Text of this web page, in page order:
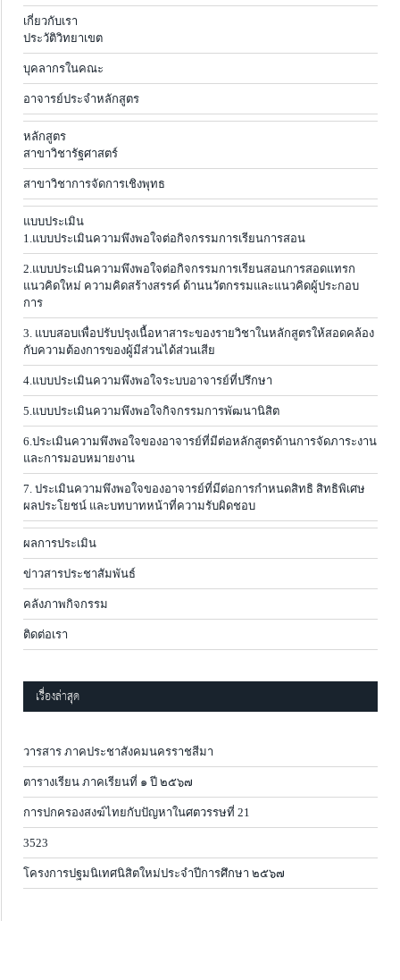
เกี่ยวกับเรา
ประวัติวิทยาเขต
บุคลากรในคณะ
อาจารย์ประจำหลักสูตร
หลักสูตร
สาขาวิชารัฐศาสตร์
สาขาวิชาการจัดการเชิงพุทธ
แบบประเมิน
1.แบบประเมินความพึงพอใจต่อกิจกรรมการเรียนการสอน
2.แบบประเมินความพึงพอใจต่อกิจกรรมการเรียนสอนการสอดแทรก
แนวคิดใหม่ ความคิดสร้างสรรค์ ด้านนวัตกรรมและแนวคิดผู้ประกอบ
การ
3. แบบสอบเพื่อปรับปรุงเนื้อหาสาระของรายวิชาในหลักสูตรให้สอดคล้อง
กับความต้องการของผู้มีส่วนได้ส่วนเสีย
4.แบบประเมินความพึงพอใจระบบอาจารย์ที่ปรึกษา
5.แบบประเมินความพึงพอใจกิจกรรมการพัฒนานิสิต
6.ประเมินความพึงพอใจของอาจารย์ที่มีต่อหลักสูตรด้านการจัดภาระงาน
และการมอบหมายงาน
7. ประเมินความพึงพอใจของอาจารย์ที่มีต่อการกำหนดสิทธิ สิทธิพิเศษ
ผลประโยชน์ และบทบาทหน้าที่ความรับผิดชอบ
ผลการประเมิน
ข่าวสารประชาสัมพันธ์
คลังภาพกิจกรรม
ติดต่อเรา
เรื่องล่าสุด
วารสาร ภาคประชาสังคมนครราชสีมา
ตารางเรียน ภาคเรียนที่ ๑ ปี ๒๕๖๗
การปกครองสงฆ์ไทยกับปัญหาในศตวรรษที่ 21
3523
โครงการปฐมนิเทศนิสิตใหม่ประจำปีการศึกษา ๒๕๖๗